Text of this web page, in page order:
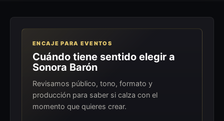
ENCAJE PARA EVENTOS
Cuándo tiene sentido elegir a
Sonora Barón
Revisamos público, tono, formato y
producción para saber si calza con el
momento que quieres crear.